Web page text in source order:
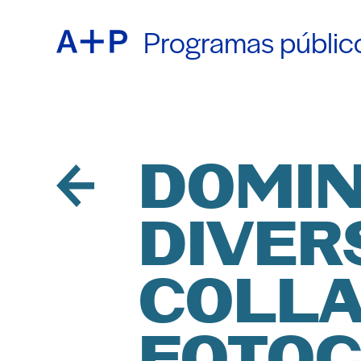
Programas
普通话